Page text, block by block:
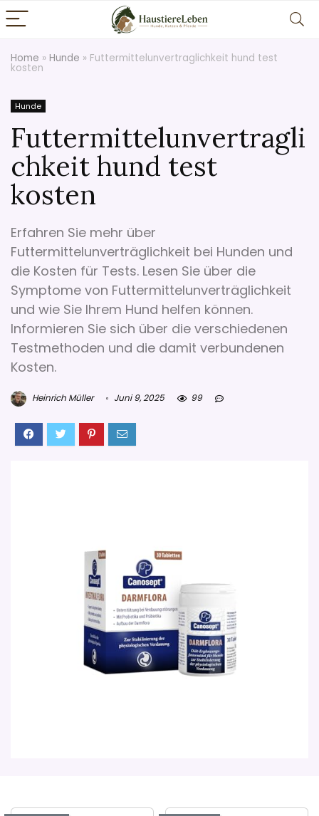
Home » Hunde » Futtermittelunvertraglichkeit hund test
kosten
Hunde
Futtermittelunvertragli
chkeit hund test
kosten
Erfahren Sie mehr über
Futtermittelunverträglichkeit bei Hunden und
die Kosten für Tests. Lesen Sie über die
Symptome von Futtermittelunverträglichkeit
und wie Sie Ihrem Hund helfen können.
Informieren Sie sich über die verschiedenen
Testmethoden und die damit verbundenen
Kosten.
Heinrich Müller Juni 9, 2025 99